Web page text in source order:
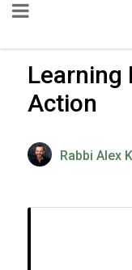
Learning
Action
Rabbi Alex